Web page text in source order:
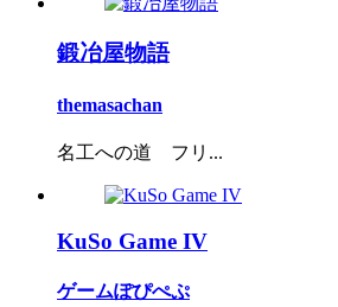
鍛冶屋物語
themasachan
名工への道 フリ...
KuSo Game IV
ゲームぽぴぺぷ